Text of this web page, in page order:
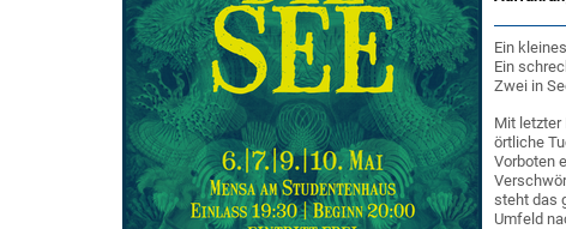
Ein
Ein
Zwei in
Mit letzter
örtliche
Vorboten
steht das
Umfeld